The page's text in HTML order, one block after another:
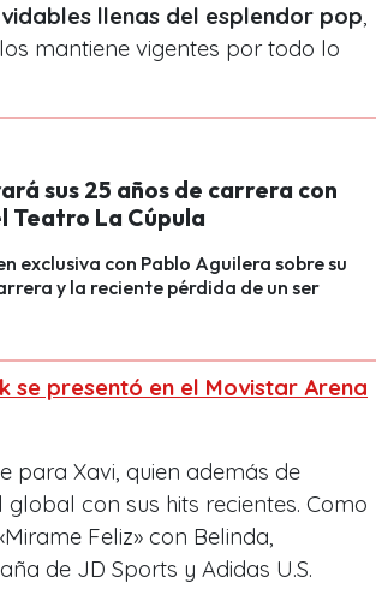
llenas del esplendor pop,
mantiene vigentes por todo lo
sus 25 años de carrera con
Teatro La Cúpula
exclusiva con Pablo Aguilera sobre su
y la reciente pérdida de un ser
se presentó en el Movistar Arena
para Xavi, quien además de
con sus hits recientes. Como
Feliz» con Belinda,
de JD Sports y Adidas U.S.